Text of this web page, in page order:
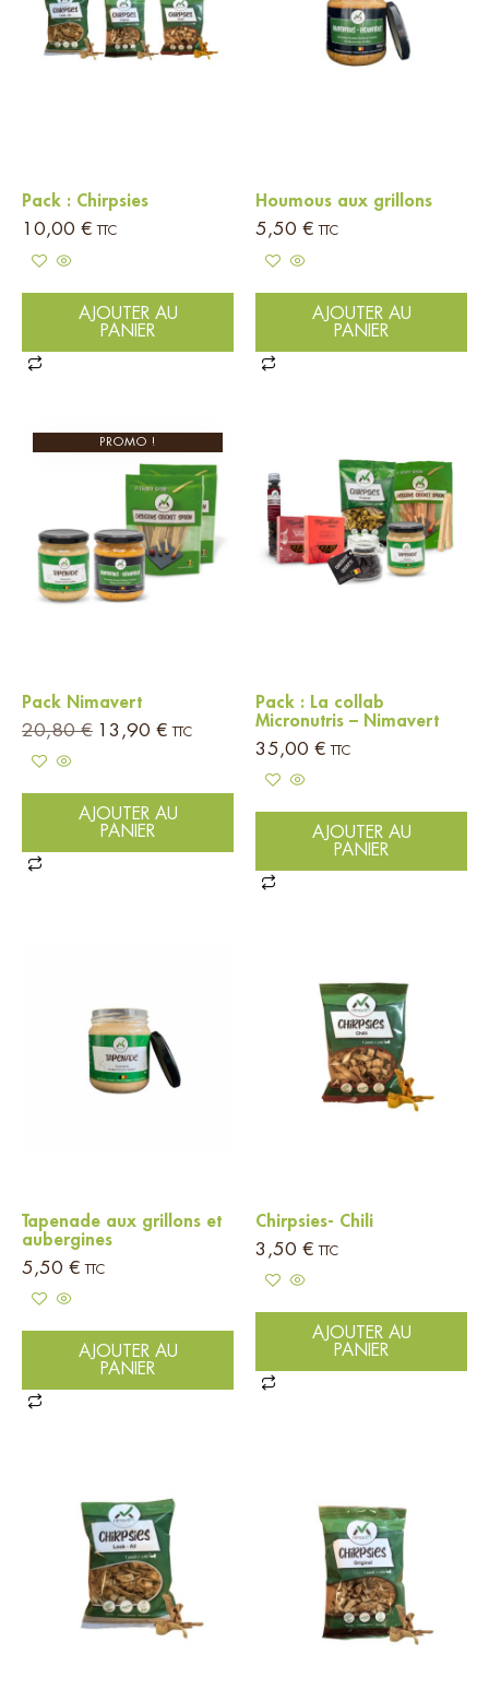
Pack : Chirpsies
10,00 € TTC
AJOUTER AU
PANIER
Houmous aux grillons
5,50 € TTC
AJOUTER AU
PANIER
PROMO !
Pack Nimavert
20,80€ 13,90 € TTC
AJOUTER AU
PANIER
Pack : La collab
Micronutris – Nimavert
35,00 € TTC
AJOUTER AU
PANIER
Tapenade aux grillons et
aubergines
5,50 € TTC
AJOUTER AU
PANIER
Chirpsies- Chili
3,50 € TTC
AJOUTER AU
PANIER